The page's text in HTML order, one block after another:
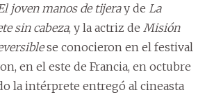
joven manos de tijeray de La
sin cabeza, y la actriz de Misión
se conocieron en el festival
en el este de Francia, en octubre
la intérprete entregó al cineasta